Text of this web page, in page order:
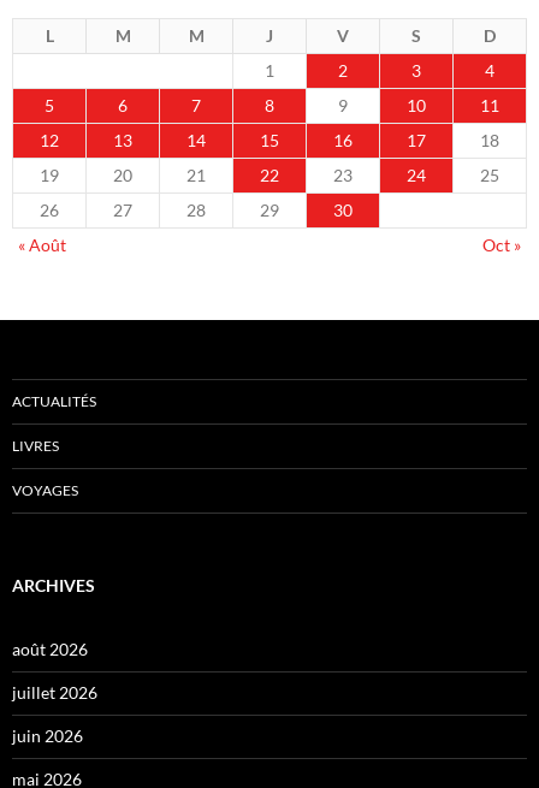
L M M J V S
D
1
2 3
4
5
6 7 8 9 10
11
12
13 14 15 16 17
18
19
20 21 22 23 24
25
26
27 28 29
30
« Août
Oct »
ACTUALITÉS
LIVRES
VOYAGES
ARCHIVES
août 2026
juillet 2026
juin 2026
mai 2026